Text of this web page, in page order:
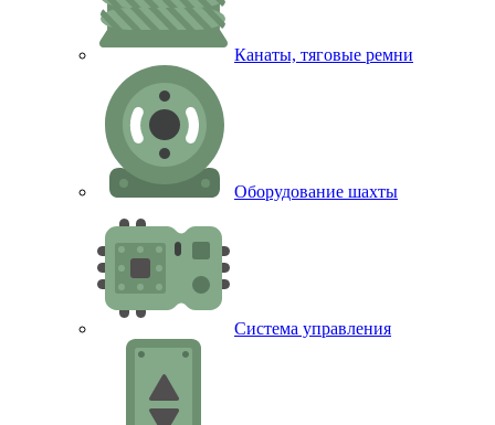
Канаты, тяговые ремни
Оборудование шахты
Система управления